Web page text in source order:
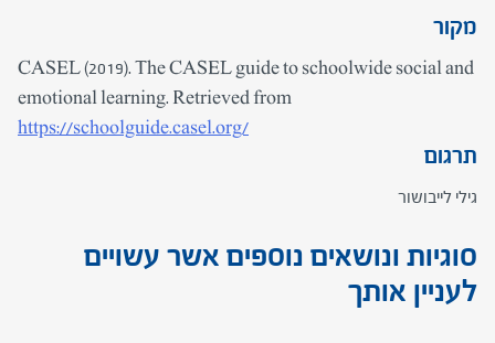
מקור
CASEL (2019). The CASEL guide to schoolwide social and
emotional learning. Retrieved from
https://schoolguide.casel.org/
תרגום
גילי לייבושור
סוגיות ונושאים נוספים אשר עשויים
לעניין אותך